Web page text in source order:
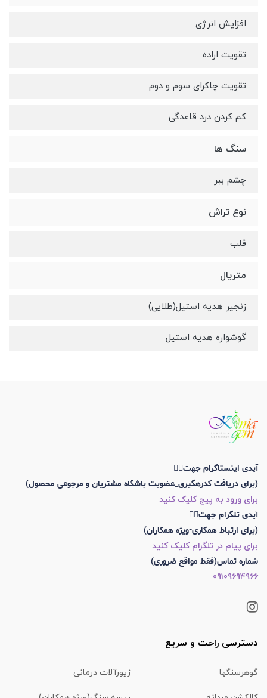
افزایش انرژی
تقویت اراده
تقویت چاکرای سوم و دوم
کم کردن درد قاعدگی
سنگ ها
چشم ببر
نوع تراش
قلب
متریال
زنجیر هدیه استیل(طلایی)
گوشواره هدیه استیل
آیدی اینستاگرام جهت👇🏼
(برای دریافت کدرهگیری_عضویت باشگاه مشتریان و مرجوعی محصول)
برای ورود به پیج کلیک کنید
آیدی تلگرام جهت👇🏼
(برای ارتباط همکاری-ویژه همکاران)
برای پیام در تلگرام کلیک کنید
شماره تماس(فقط مواقع ضروری)
09109694966
دسترسی راحت و سریع
گوهرسنگها زیورآلات درمانی